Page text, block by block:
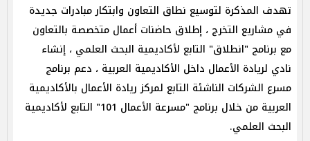
تهدف المذكرة لتوسيع نطاق التعاون وابتكار مبادرات جديدة
في مشاريع التخرج ، إطلاق حاضنات أعمال متخصصة بالتعاون
مع برنامج "انطلاق" التابع لأكاديمية البحث العلمي ، إنشاء
نادي لريادة الأعمال داخل الأكاديمية العربية ، دعم برنامج
مسرع الشركات الناشئة التابع لمركز ريادة الأعمال بالأكاديمية
العربية من خلال برنامج "مسرعة الأعمال 101" التابع لأكاديمية
البحث العلمي.